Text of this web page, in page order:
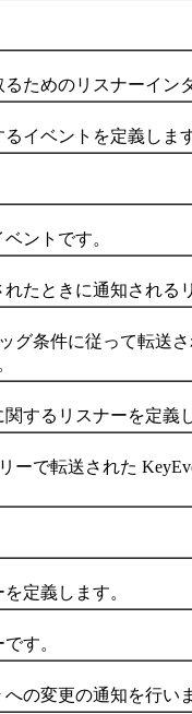
めのリスナーイン
イベントを定義しま
ントです。
ときに通知される
条件に従って転送さ
るリスナーを定義
で転送された
定義します。
す。
への変更の通知を行い